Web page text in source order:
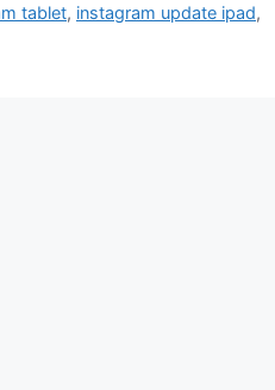
tablet, instagram update ipad,